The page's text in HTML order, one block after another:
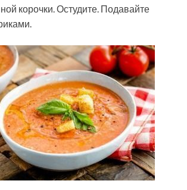
корочки. Остудите. Подавайте